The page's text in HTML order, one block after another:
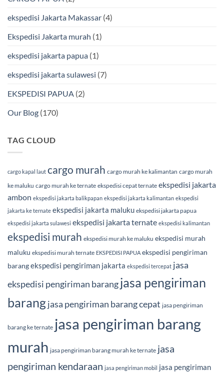
BMP
ekspedisi Jakarta Makassar (4)
Ekspedisi Jakarta murah (1)
ekspedisi jakarta papua (1)
ekspedisi jakarta sulawesi (7)
EKSPEDISI PAPUA (2)
Our Blog (170)
TAG CLOUD
cargo kapal laut cargo murah cargo murah ke kalimantan cargo murah
ke maluku cargo murah ke ternate ekspedisi cepat ternate ekspedisi jakarta
ambon ekspedisi jakarta balikpapan ekspedisi jakarta kalimantan ekspedisi
jakarta ke ternate ekspedisi jakarta maluku ekspedisi jakarta papua
ekspedisi jakarta sulawesi ekspedisi jakarta ternate ekspedisi kalimantan
ekspedisi murah ekspedisi murah ke maluku ekspedisi murah
maluku ekspedisi murah ternate EKSPEDISI PAPUA ekspedisi pengiriman
barangekspedisi pengiriman jakarta ekspedisi tercepat jasa
ekspedisi pengiriman barangjasa pengiriman
barangjasa pengiriman barang cepat jasa pengiriman
barang ke ternate jasa pengiriman barang
murah jasa pengiriman barang murah ke ternate jasa
pengiriman kendaraan jasa pengiriman mobil jasa pengiriman